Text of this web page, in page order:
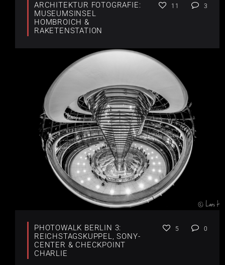
ARCHITEKTUR FOTOGRAFIE:
MUSEUMSINSEL
HOMBROICH &
RAKETENSTATION
11 3
PHOTOWALK BERLIN 3:
REICHSTAGSKUPPEL, SONY-
CENTER & CHECKPOINT
CHARLIE
5 0